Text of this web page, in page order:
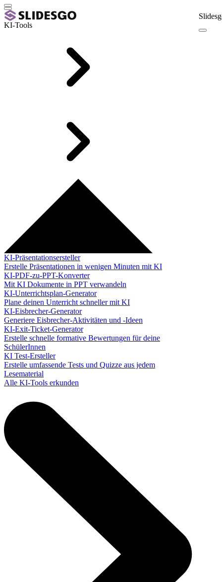
KI-Tools
KI-Präsentationsersteller
Erstelle Präsentationen in wenigen Minuten mit KI
KI-PDF-zu-PPT-Konverter
Mit KI Dokumente in PPT verwandeln
KI-Unterrichtsplan-Generator
Plane deinen Unterricht schneller mit KI
KI-Eisbrecher-Generator
Generiere Eisbrecher-Aktivitäten und -Ideen
KI-Exit-Ticket-Generator
Erstelle schnelle formative Bewertungen für deine
SchülerInnen
KI Test-Ersteller
Erstelle umfassende Tests und Quizze aus jedem
Lesematerial
Alle KI-Tools erkunden